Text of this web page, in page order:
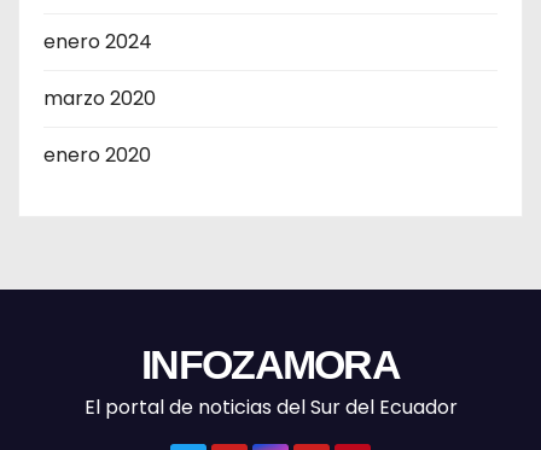
enero 2024
marzo 2020
enero 2020
INFOZAMORA
El portal de noticias del Sur del Ecuador